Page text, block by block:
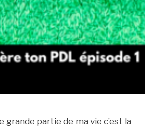
grande partie de ma vie c’est la